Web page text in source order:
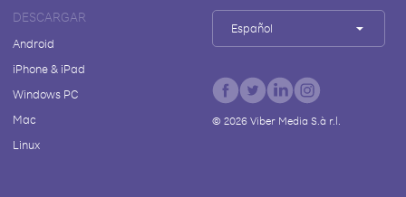
DESCARGAR
Android
iPhone & iPad
Windows PC
Mac
Linux
Español
© 2026Viber Media S.à r.l.